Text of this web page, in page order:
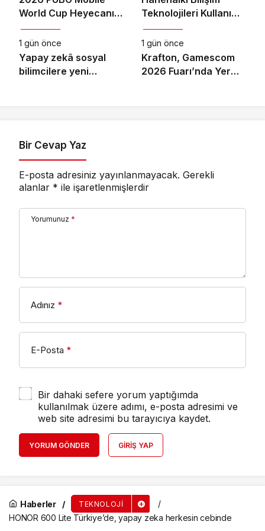
World Cup Heyecanı
Paris’te Başlıyor
Teknolojileri Kullanım
Araştırması, 2026
1 gün önce
Yapay zekâ sosyal
bilimcilere yeni
1 gün önce
Krafton, Gamescom
2026 Fuarı’nda Yer
Bir Cevap Yaz
E-posta adresiniz yayınlanmayacak. Gerekli
alanlar * ile işaretlenmişlerdir
Yorumunuz *
Adınız *
E-Posta *
Bir dahaki sefere yorum yaptığımda
kullanılmak üzere adımı, e-posta adresimi ve
web site adresimi bu tarayıcıya kaydet.
YORUM GÖNDER GIRIŞ YAP
Haberler TEKNOLOJI
HONOR 600 Lite Türkiye’de, yapay zeka herkesin cebinde